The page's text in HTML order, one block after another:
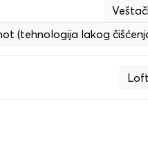
(tehnologija lakog
Loft